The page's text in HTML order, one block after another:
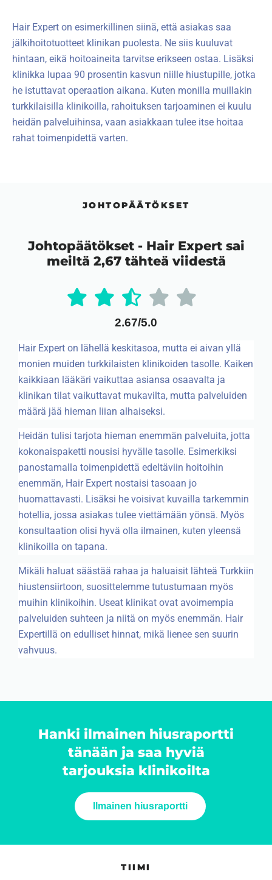
Hair Expert on esimerkillinen siinä, että asiakas saa
jälkihoitotuotteet klinikan puolesta. Ne siis kuuluvat
hintaan, eikä hoitoaineita tarvitse erikseen ostaa. Lisäksi
klinikka lupaa 90 prosentin kasvun niille hiustupille, jotka
he istuttavat operaation aikana. Kuten monilla muillakin
turkkilaisilla klinikoilla, rahoituksen tarjoaminen ei kuulu
heidän palveluihinsa, vaan asiakkaan tulee itse hoitaa
rahat toimenpidettä varten.
JOHTOPÄÄTÖKSET
Johtopäätökset - Hair Expert sai
meiltä 2,67 tähteä viidestä
2.67/5.0
Hair Expert on lähellä keskitasoa, mutta ei aivan yllä
monien muiden turkkilaisten klinikoiden tasolle. Kaiken
kaikkiaan lääkäri vaikuttaa asiansa osaavalta ja
klinikan tilat vaikuttavat mukavilta, mutta palveluiden
määrä jää hieman liian alhaiseksi.
Heidän tulisi tarjota hieman enemmän palveluita, jotta
kokonaispaketti nousisi hyvälle tasolle. Esimerkiksi
panostamalla toimenpidettä edeltäviin hoitoihin
enemmän, Hair Expert nostaisi tasoaan jo
huomattavasti. Lisäksi he voisivat kuvailla tarkemmin
hotellia, jossa asiakas tulee viettämään yönsä. Myös
konsultaation olisi hyvä olla ilmainen, kuten yleensä
klinikoilla on tapana.
Mikäli haluat säästää rahaa ja haluaisit lähteä Turkkiin
hiustensiirtoon, suosittelemme tutustumaan myös
muihin klinikoihin. Useat klinikat ovat avoimempia
palveluiden suhteen ja niitä on myös enemmän. Hair
Expertillä on edulliset hinnat, mikä lienee sen suurin
vahvuus.
Hanki ilmainen hiusraportti
tänään ja saa hyviä
tarjouksia klinikoilta
Ilmainen hiusraportti
TIIMI